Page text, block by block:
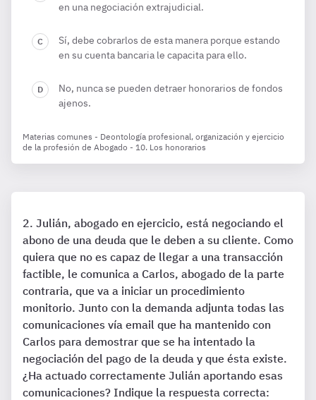
en una negociación extrajudicial.
Sí, debe cobrarlos de esta manera porque estando
en su cuenta bancaria le capacita para ello.
No, nunca se pueden detraer honorarios de fondos
ajenos.
Materias comunes - Deontología profesional, organización y ejercicio
de la profesión de Abogado - 10. Los honorarios
Julián, abogado en ejercicio, está negociando el
abono de una deuda que le deben a su cliente. Como
quiera que no es capaz de llegar a una transacción
factible, le comunica a Carlos, abogado de la parte
contraria, que va a iniciar un procedimiento
monitorio. Junto con la demanda adjunta todas las
comunicaciones vía email que ha mantenido con
Carlos para demostrar que se ha intentado la
negociación del pago de la deuda y que ésta existe.
¿Ha actuado correctamente Julián aportando esas
comunicaciones? Indique la respuesta correcta: